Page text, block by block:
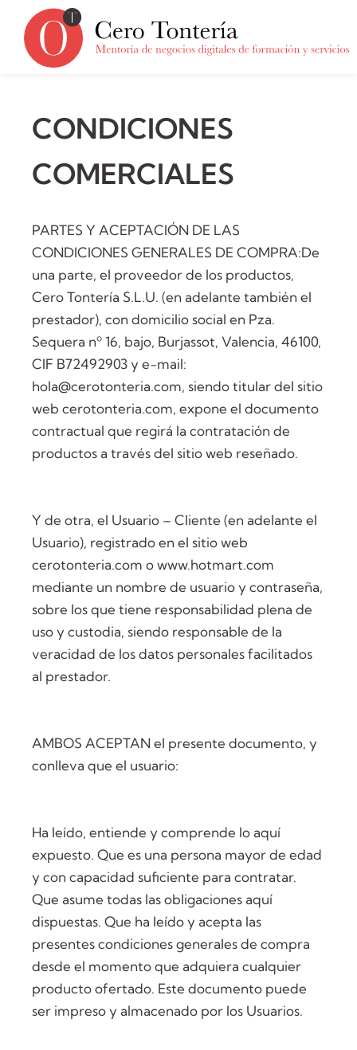
CONDICIONES
COMERCIALES
PARTES Y ACEPTACIÓN DE LAS
CONDICIONES GENERALES DE COMPRA:De
una parte, el proveedor de los productos,
Cero Tontería S.L.U. (en adelante también el
prestador), con domicilio social en Pza.
Sequera nº 16, bajo, Burjassot, Valencia, 46100,
CIF B72492903 y e-mail:
hola@cerotonteria.com, siendo titular del sitio
web cerotonteria.com, expone el documento
contractual que regirá la contratación de
productos a través del sitio web reseñado.
Y de otra, el Usuario – Cliente (en adelante el
Usuario), registrado en el sitio web
cerotonteria.com o www.hotmart.com
mediante un nombre de usuario y contraseña,
sobre los que tiene responsabilidad plena de
uso y custodia, siendo responsable de la
veracidad de los datos personales facilitados
al prestador.
AMBOS ACEPTAN el presente documento, y
conlleva que el usuario:
Ha leído, entiende y comprende lo aquí
expuesto. Que es una persona mayor de edad
y con capacidad suficiente para contratar.
Que asume todas las obligaciones aquí
dispuestas. Que ha leído y acepta las
presentes condiciones generales de compra
desde el momento que adquiera cualquier
producto ofertado. Este documento puede
ser impreso y almacenado por los Usuarios.